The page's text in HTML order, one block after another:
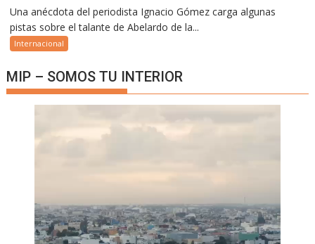
Una anécdota del periodista Ignacio Gómez carga algunas
pistas sobre el talante de Abelardo de la...
Internacional
MIP – SOMOS TU INTERIOR